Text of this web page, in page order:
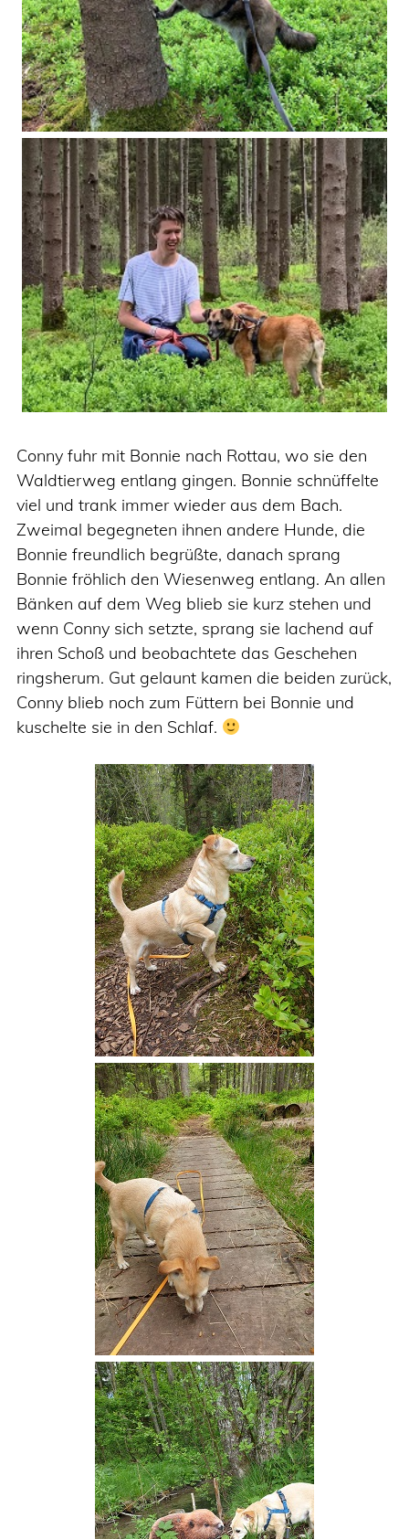
Conny fuhr mit Bonnie nach Rottau, wo sie den
Waldtierweg entlang gingen. Bonnie schnüffelte
viel und trank immer wieder aus dem Bach.
Zweimal begegneten ihnen andere Hunde, die
Bonnie freundlich begrüßte, danach sprang
Bonnie fröhlich den Wiesenweg entlang. An allen
Bänken auf dem Weg blieb sie kurz stehen und
wenn Conny sich setzte, sprang sie lachend auf
ihren Schoß und beobachtete das Geschehen
ringsherum. Gut gelaunt kamen die beiden zurück,
Conny blieb noch zum Füttern bei Bonnie und
kuschelte sie in den Schlaf.